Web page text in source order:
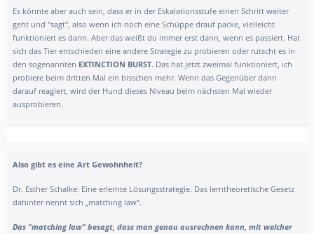
Es könnte aber auch sein, dass er in der Eskalationsstufe einen Schritt weiter
geht und "sagt", also wenn ich noch eine Schüppe drauf packe, vielleicht
funktioniert es dann. Aber das weißt du immer erst dann, wenn es passiert. Hat
sich das Tier entschieden eine andere Strategie zu probieren oder rutscht es in
den sogenannten EXTINCTION BURST. Das hat jetzt zweimal funktioniert, ich
probiere beim dritten Mal ein bisschen mehr. Wenn das Gegenüber dann
darauf reagiert, wird der Hund dieses Niveau beim nächsten Mal wieder
ausprobieren.
Also gibt es eine Art Gewohnheit?
Dr. Esther Schalke: Eine erlernte Lösungsstrategie. Das lerntheoretische Gesetz
dahinter nennt sich „matching law“.
Das "matching law" besagt, dass man genau ausrechnen kann, mit welcher